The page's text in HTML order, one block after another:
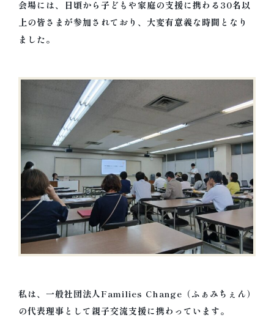
婦カウンセリング リボーン
育、DVやモラハラ等に悩む方を、それぞれの幸せに
導く。離婚カウンセラーであり面会交流事業経営者
の今枝朱美が、子供の権利を尊重した解決。
会場には、日頃から子どもや家庭の支援に携わる30名以
上の皆さまが参加されており、大変有意義な時間となり
ました。
私は、一般社団法人Families Change（ふぁみちぇん）
の代表理事として親子交流支援に携わっています。